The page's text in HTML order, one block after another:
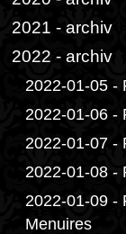
2021 - archiv
2022 - archiv
2022-01-05 -
2022-01-06 -
2022-01-07 -
2022-01-08 -
2022-01-09 -
Menuires